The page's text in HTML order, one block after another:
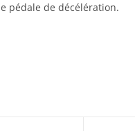
pédale de décélération.